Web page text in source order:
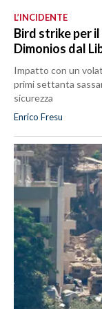
L’INCIDENTE
Bird strike per
Dimonios dal
Impatto con un
primi settanta
sicurezza
Enrico Fresu